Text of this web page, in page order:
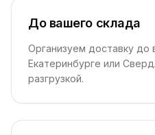
До вашего склада
Организуем доставку до
Екатеринбурге или
разгрузкой.